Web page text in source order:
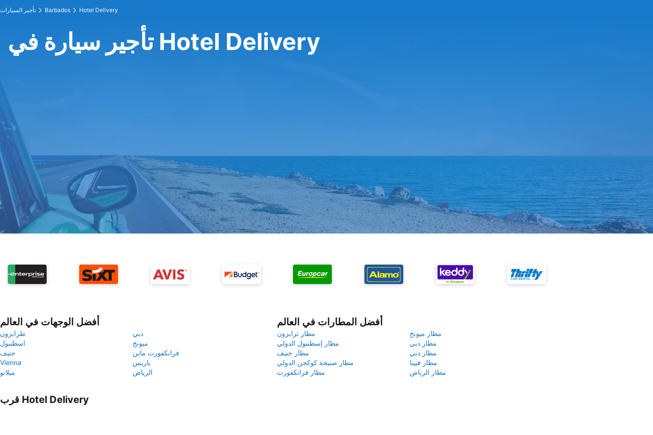
تأجير السيارات Barbados Hotel Delivery
تأجير سيارة في Hotel Delivery
أفضل الوجهات في العالم
طرابزون
دبي
اسطنبول
ميونخ
جنيف
فرانكفورت ماين
Vienna
باريس
ميلانو
الرياض
أفضل المطارات في العالم
مطار ترابزون
مطار ميونخ
مطار إسطنبول الدولي
مطار دبي
مطار جنيف
مطار دبي
مطار صبيحة كوكجن الدولي
مطار فيينا
مطار فرانكفورت
مطار الرياض
قرب Hotel Delivery